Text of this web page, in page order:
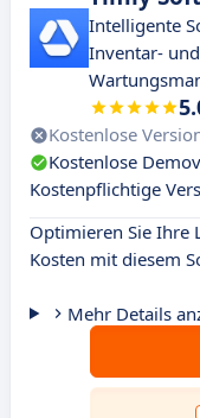
Intelligente
Inventar- und
Kostenlose
Kostenlose
Kostenpflichtige
Optimieren Sie Ihre
Kosten mit diesem
Mehr Details